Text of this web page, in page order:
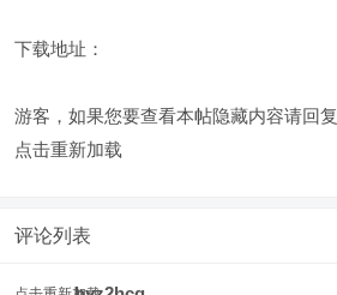
下载地址：
游客，如果您要查看本帖隐藏内容请回复
点击重新加载
评论列表